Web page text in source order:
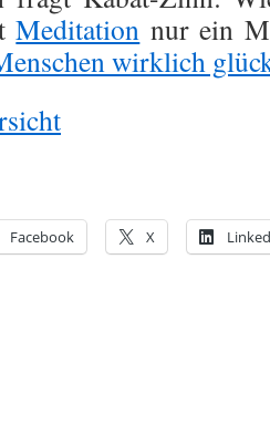
Meditation nur ein
wirklich
Facebook X